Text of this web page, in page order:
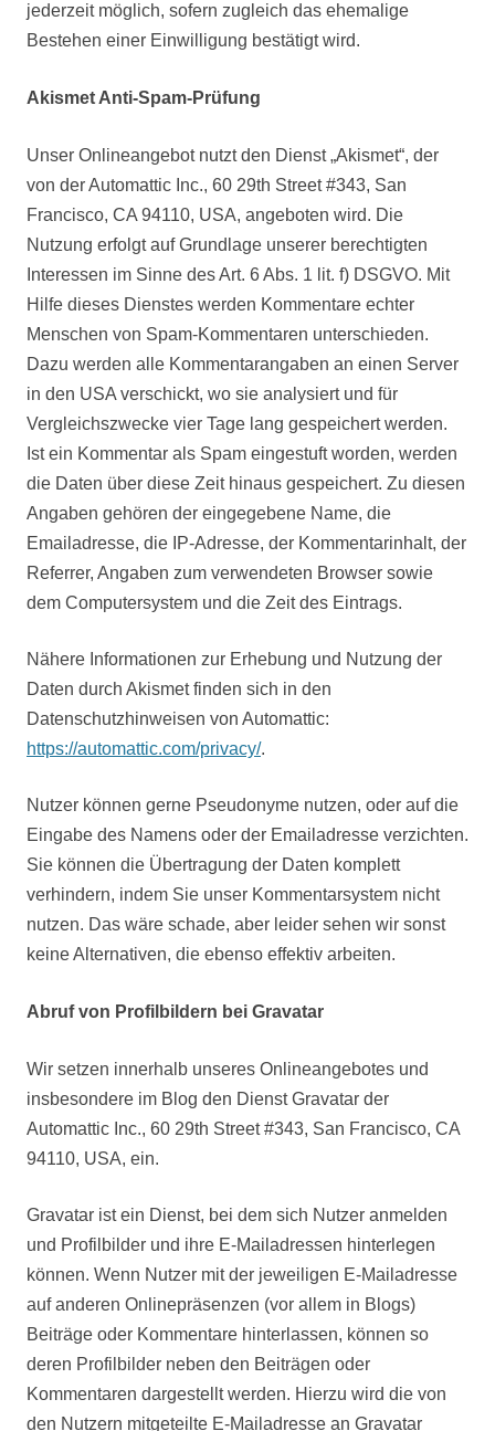
jederzeit möglich, sofern zugleich das ehemalige
Bestehen einer Einwilligung bestätigt wird.
Akismet Anti-Spam-Prüfung
Unser Onlineangebot nutzt den Dienst „Akismet“, der
von der Automattic Inc., 60 29th Street #343, San
Francisco, CA 94110, USA, angeboten wird. Die
Nutzung erfolgt auf Grundlage unserer berechtigten
Interessen im Sinne des Art. 6 Abs. 1 lit. f) DSGVO. Mit
Hilfe dieses Dienstes werden Kommentare echter
Menschen von Spam-Kommentaren unterschieden.
Dazu werden alle Kommentarangaben an einen Server
in den USA verschickt, wo sie analysiert und für
Vergleichszwecke vier Tage lang gespeichert werden.
Ist ein Kommentar als Spam eingestuft worden, werden
die Daten über diese Zeit hinaus gespeichert. Zu diesen
Angaben gehören der eingegebene Name, die
Emailadresse, die IP-Adresse, der Kommentarinhalt, der
Referrer, Angaben zum verwendeten Browser sowie
dem Computersystem und die Zeit des Eintrags.
Nähere Informationen zur Erhebung und Nutzung der
Daten durch Akismet finden sich in den
Datenschutzhinweisen von Automattic:
https://automattic.com/privacy/.
Nutzer können gerne Pseudonyme nutzen, oder auf die
Eingabe des Namens oder der Emailadresse verzichten.
Sie können die Übertragung der Daten komplett
verhindern, indem Sie unser Kommentarsystem nicht
nutzen. Das wäre schade, aber leider sehen wir sonst
keine Alternativen, die ebenso effektiv arbeiten.
Abruf von Profilbildern bei Gravatar
Wir setzen innerhalb unseres Onlineangebotes und
insbesondere im Blog den Dienst Gravatar der
Automattic Inc., 60 29th Street #343, San Francisco, CA
94110, USA, ein.
Gravatar ist ein Dienst, bei dem sich Nutzer anmelden
und Profilbilder und ihre E-Mailadressen hinterlegen
können. Wenn Nutzer mit der jeweiligen E-Mailadresse
auf anderen Onlinepräsenzen (vor allem in Blogs)
Beiträge oder Kommentare hinterlassen, können so
deren Profilbilder neben den Beiträgen oder
Kommentaren dargestellt werden. Hierzu wird die von
den Nutzern mitgeteilte E-Mailadresse an Gravatar